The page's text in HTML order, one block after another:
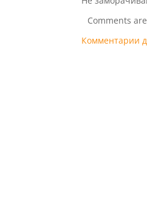
Comments
Комментарии